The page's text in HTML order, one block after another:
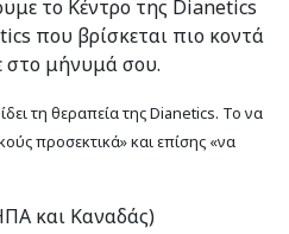
το Κέντρο της Dianetics
που βρίσκεται πιο κοντά
στο μήνυμά σου.
τη θεραπεία της Dianetics. Το να
προσεκτικά» και επίσης «να
και Καναδάς)